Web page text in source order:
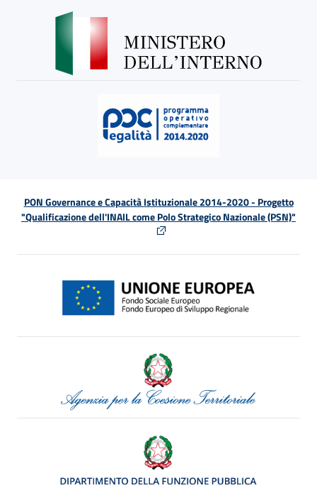
PON Governance e Capacità Istituzionale 2014-2020 - Progetto
"Qualificazione dell'INAIL come Polo Strategico Nazionale (PSN)"